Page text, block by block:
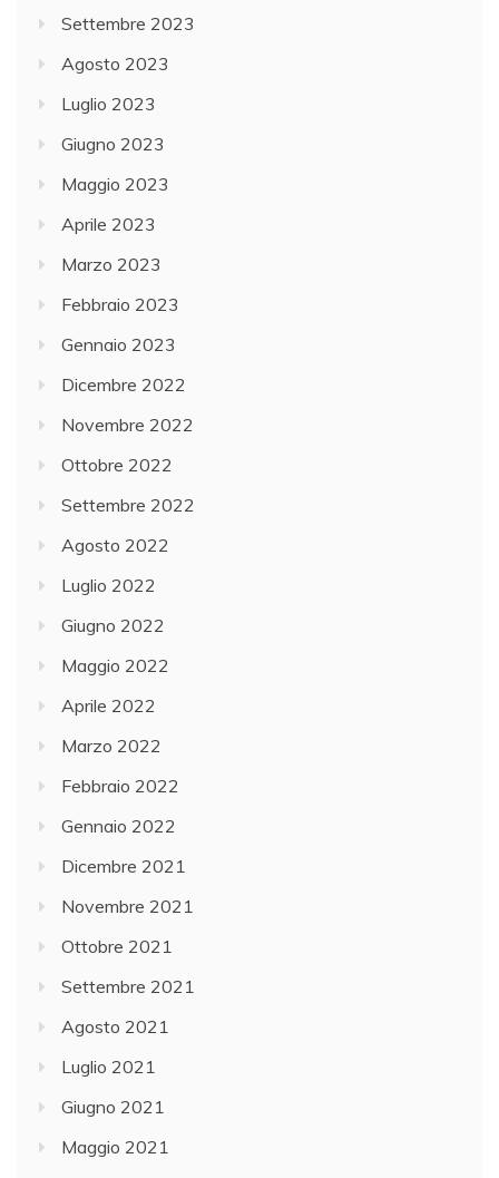
Settembre 2023
Agosto 2023
Luglio 2023
Giugno 2023
Maggio 2023
Aprile 2023
Marzo 2023
Febbraio 2023
Gennaio 2023
Dicembre 2022
Novembre 2022
Ottobre 2022
Settembre 2022
Agosto 2022
Luglio 2022
Giugno 2022
Maggio 2022
Aprile 2022
Marzo 2022
Febbraio 2022
Gennaio 2022
Dicembre 2021
Novembre 2021
Ottobre 2021
Settembre 2021
Agosto 2021
Luglio 2021
Giugno 2021
Maggio 2021